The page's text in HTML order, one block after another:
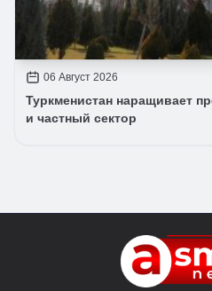
06 Август 2026
Туркменистан наращивает
и частный сектор